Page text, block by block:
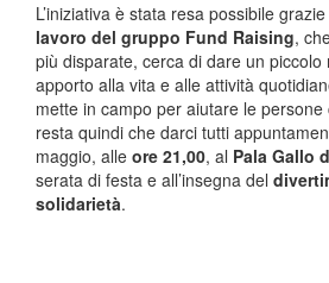
L’iniziativa è stata resa possibile
lavoro del gruppo Fund Raising,
più disparate, cerca di dare un piccolo
apporto alla vita e alle attività
mette in campo per aiutare le
resta quindi che darci tutti
maggio, alle ore 21,00, al Pala Gallo
serata di festa e all’insegna del
solidarietà.